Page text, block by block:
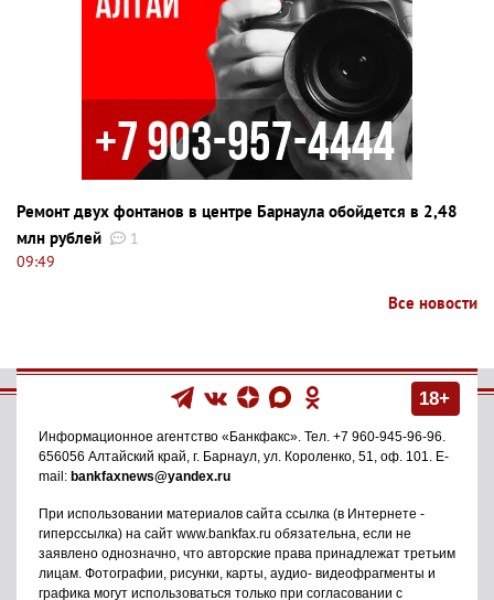
Ремонт двух фонтанов в центре Барнаула обойдется в 2,48
млн рублей
1
09:49
Все новости
18+
Информационное агентство «Банкфакс» . Тел. +7 960-945-96-96
656056 Алтайский край, г. Барнаул ул. Короленко, 51, оф. 101
. E-
mail: bankfaxnews@yandex.ru
При использовании материалов сайта ссылка (в Интернете -
гиперссылка) на сайт www.bankfax.ru обязательна, если не
заявлено однозначно, что авторские права принадлежат третьим
лицам. Фотографии, рисунки, карты, аудио- видеофрагменты и
графика могут использоваться только при согласовании с